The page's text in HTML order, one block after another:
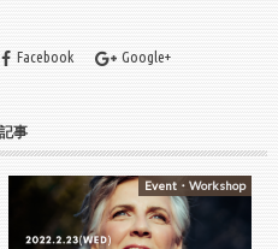
Facebook Google+
事
Event・Workshop